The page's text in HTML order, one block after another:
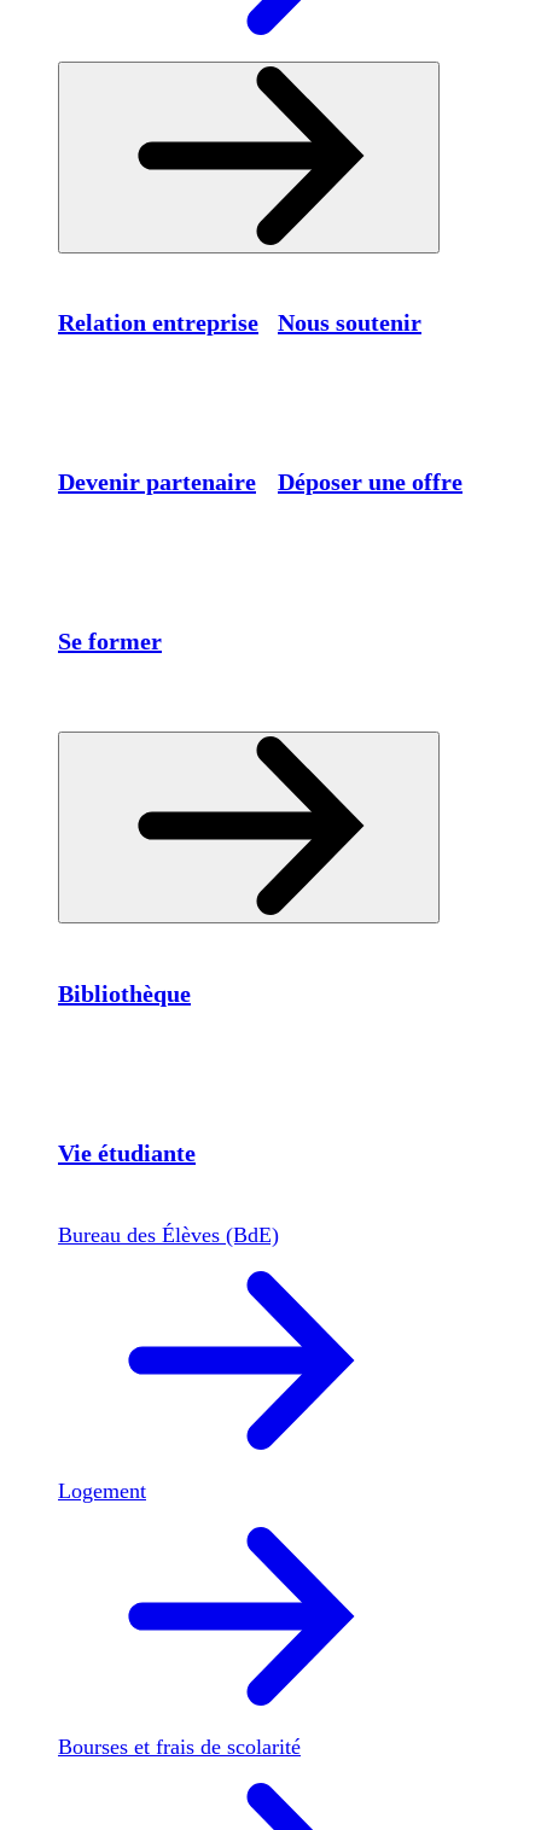
Relation entreprise Nous soutenir
Devenir partenaire Déposer une offre
Se former
Bibliothèque
Vie étudiante
Bureau des Élèves (BdE)
Logement
Bourses et frais de scolarité